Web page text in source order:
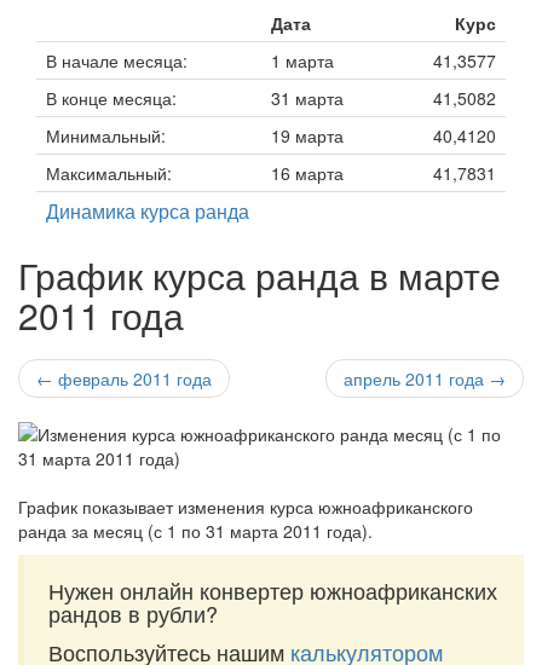
Дата
Курс
В начале месяца:
1 марта
41,3577
В конце месяца:
31 марта
41,5082
Минимальный:
19 марта
40,4120
Максимальный:
16 марта 41,7831
Динамика курса ранда
График курса ранда в марте
2011 года
← февраль 2011 года апрель 2011 года →
График показывает изменения курса южноафриканского
ранда за месяц (с 1 по 31 марта 2011 года).
Нужен онлайн конвертер южноафриканских
рандов в рубли?
Воспользуйтесь нашим калькулятором